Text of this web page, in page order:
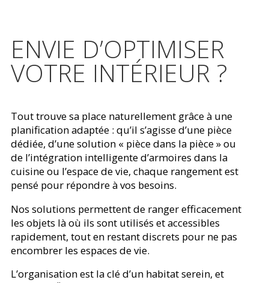
ENVIE D’OPTIMISER
VOTRE INTÉRIEUR ?
Tout trouve sa place naturellement grâce à une
planification adaptée : qu’il s’agisse d’une pièce
dédiée, d’une solution « pièce dans la pièce » ou
de l’intégration intelligente d’armoires dans la
cuisine ou l’espace de vie, chaque rangement est
pensé pour répondre à vos besoins.
Nos solutions permettent de ranger efficacement
les objets là où ils sont utilisés et accessibles
rapidement, tout en restant discrets pour ne pas
encombrer les espaces de vie.
L’organisation est la clé d’un habitat serein, et